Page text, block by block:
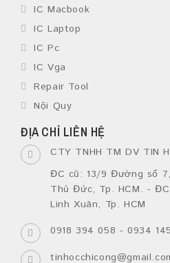
IC Macbook
IC Laptop
IC Pc
IC Vga
Repair Tool
Nội Quy
ĐỊA CHỈ LIÊN HỆ
CTY TNHH TM DV TIN
ĐC cũ: 13/9 Đường số
Thủ Đức, Tp. HCM. -
Linh Xuân, Tp. HCM
0918 394 058 - 0934